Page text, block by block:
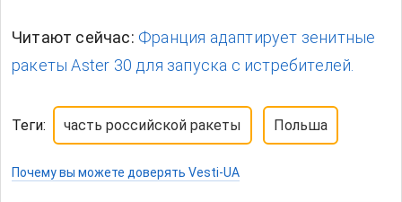
Читают сейчас: Франция адаптирует зенитные
ракеты Aster 30 для запуска с истребителей.
Теги: часть российской ракеты Польша
Почему вы можете доверять Vesti-UA